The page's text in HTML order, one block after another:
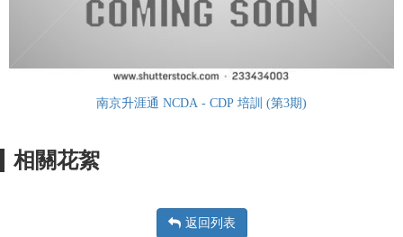
南京升涯通 NCDA - CDP 培訓 (第3期)
相關花絮
返回列表